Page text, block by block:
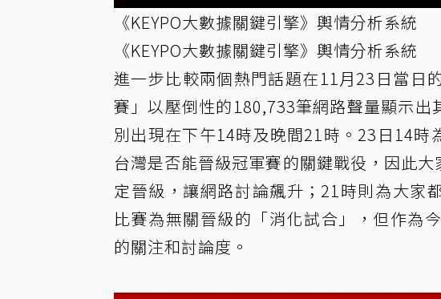
《KEYPO大數據關鍵引擎》輿情分析系統
《KEYPO大數據關鍵引擎》輿情分析系統
進一步比較兩個熱門話題在11月23日當日
賽」以壓倒性的180,733筆網路聲量顯示
別出現在下午14時及晚間21時。23日14時
台灣是否能晉級冠軍賽的關鍵戰役，因此
定晉級，讓網路討論飆升；21時則為大家
比賽為無關晉級的「消化試合」，但作為
的關注和討論度。